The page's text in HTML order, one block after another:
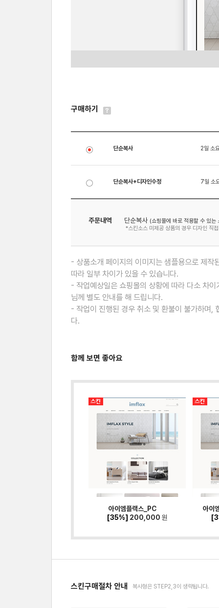
구매하기
단순복사 2일 소
단순복사+디자인수정 7일 소
주문내역 단순복사 (쇼핑몰에 바로 적용할 수 있는
*스킨소스 미제공 상품의 경우 디자인 직
- 상품소개 페이지의 이미지는 샘플용으로 제작
따라 일부 차이가 있을 수 있습니다.
- 작업예상일은 쇼핑몰의 상황에 따라 다소 차
님께 별도 안내를 해 드립니다.
- 작업이 진행된 경우 취소 및 환불이 불가하며,
다.
함께 보면 좋아요
아이엠플랙스_PC
[35%] 200,000 원
아이
스킨구매절차 안내 복사형은 STEP2,3이 생략됩니다.